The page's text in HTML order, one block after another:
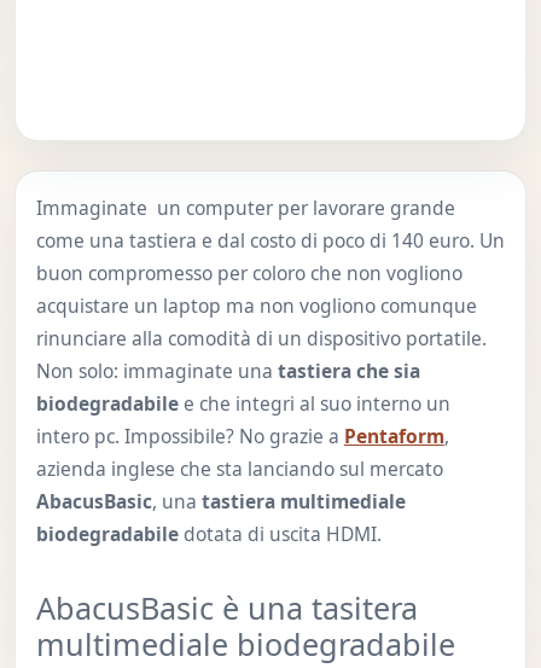
Immaginate un computer per lavorare grande
come una tastiera e dal costo di poco di 140 euro. Un
buon compromesso per coloro che non vogliono
acquistare un laptop ma non vogliono comunque
rinunciare alla comodità di un dispositivo portatile.
Non solo: immaginate una tastiera che sia
biodegradabilee che integri al suo interno un
intero pc. Impossibile? No grazie a Pentaform,
azienda inglese che sta lanciando sul mercato
AbacusBasic, una tastiera multimediale
biodegradabiledotata di uscita HDMI.
AbacusBasic è una tasitera
multimediale biodegradabile